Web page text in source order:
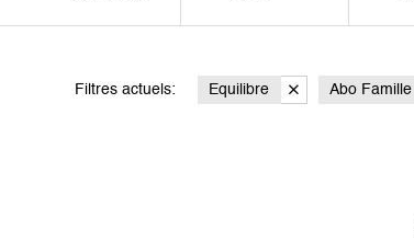
Filtres actuels: Equilibre Abo Famille